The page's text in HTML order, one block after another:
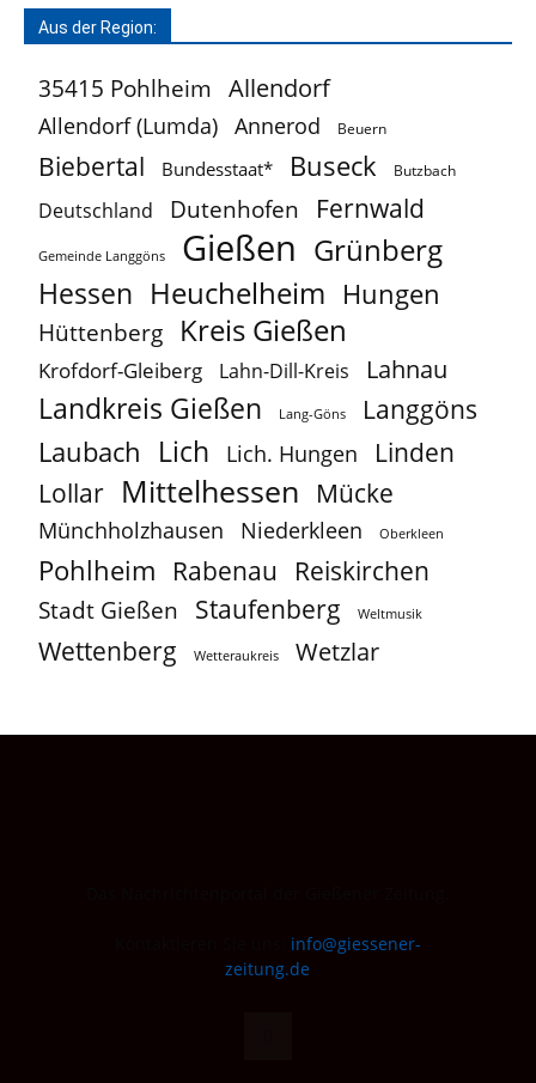
Aus der Region:
35415 Pohlheim Allendorf
Allendorf (Lumda) Annerod Beuern
Biebertal Bundesstaat* Buseck Butzbach
Deutschland Dutenhofen Fernwald
Gemeinde Langgöns Gießen Grünberg
Hessen Heuchelheim Hungen
Hüttenberg Kreis Gießen
Krofdorf-Gleiberg Lahn-Dill-Kreis Lahnau
Landkreis Gießen Lang-Göns Langgöns
Laubach Lich Lich. Hungen
Linden
Lollar Mittelhessen Mücke
Münchholzhausen Niederkleen Oberkleen
Pohlheim Rabenau Reiskirchen
Stadt Gießen Staufenberg Weltmusik
Wettenberg Wetteraukreis Wetzlar
info@giessener-
zeitung.de